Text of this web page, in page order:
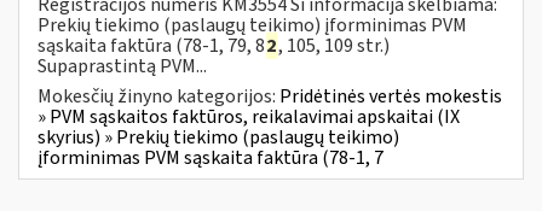
Prekių tiekimo (paslaugų teikimo) įforminimas PVM
sąskaita faktūra (78-1, 79, 82, 105, 109 str.)
Supaprastintą PVM...
Mokesčių žinyno kategorijos: Pridėtinės vertės mokestis
» PVM sąskaitos faktūros, reikalavimai apskaitai (IX
skyrius) » Prekių tiekimo (paslaugų teikimo)
įforminimas PVM sąskaita faktūra (78-1, 7